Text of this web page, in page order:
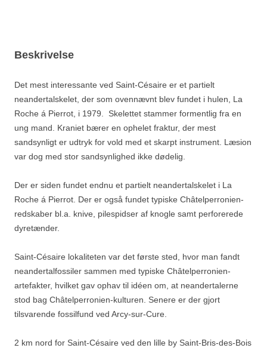
Beskrivelse
Det mest interessante ved Saint-Césaire er et partielt
neandertalskelet, der som ovennævnt blev fundet i hulen, La
Roche á Pierrot, i 1979. Skelettet stammer formentlig fra en
ung mand. Kraniet bærer en ophelet fraktur, der mest
sandsynligt er udtryk for vold med et skarpt instrument. Læsion
var dog med stor sandsynlighed ikke dødelig.
Der er siden fundet endnu et partielt neandertalskelet i La
Roche á Pierrot. Der er også fundet typiske Châtelperronien-
redskaber bl.a. knive, pilespidser af knogle samt perforerede
dyretænder.
Saint-Césaire lokaliteten var det første sted, hvor man fandt
neandertalfossiler sammen med typiske Châtelperronien-
artefakter, hvilket gav ophav til idéen om, at neandertalerne
stod bag Châtelperronien-kulturen. Senere er der gjort
tilsvarende fossilfund ved Arcy-sur-Cure.
2 km nord for Saint-Césaire ved den lille by Saint-Bris-des-Bois